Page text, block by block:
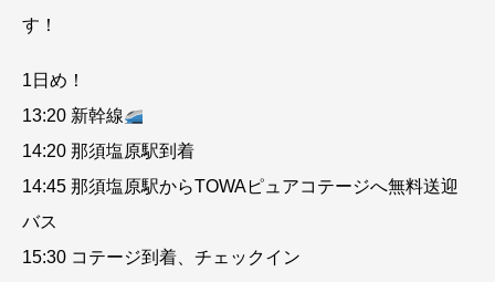
す！
1日め！
13:20 新幹線
14:20 那須塩原駅到着
14:45 那須塩原駅からTOWAピュアコテージへ無料送迎
バス
15:30 コテージ到着、チェックイン